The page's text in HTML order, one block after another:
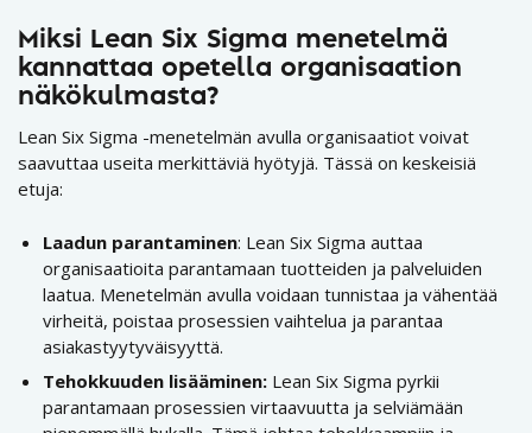
Miksi Lean Six Sigma menetelmä
kannattaa opetella organisaation
näkökulmasta?
Lean Six Sigma -menetelmän avulla organisaatiot voivat
saavuttaa useita merkittäviä hyötyjä. Tässä on keskeisiä
etuja:
Laadun parantaminen: Lean Six Sigma auttaa
organisaatioita parantamaan tuotteiden ja palveluiden
laatua. Menetelmän avulla voidaan tunnistaa ja vähentää
virheitä, poistaa prosessien vaihtelua ja parantaa
asiakastyytyväisyyttä.
Tehokkuuden lisääminen: Lean Six Sigma pyrkii
parantamaan prosessien virtaavuutta ja selviämään